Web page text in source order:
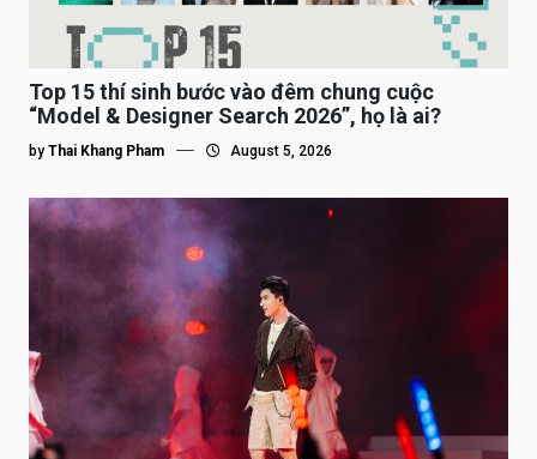
Top 15 thí sinh bước vào đêm chung cuộc
“Model & Designer Search 2026”, họ là ai?
by Thai Khang Pham August 5, 2026